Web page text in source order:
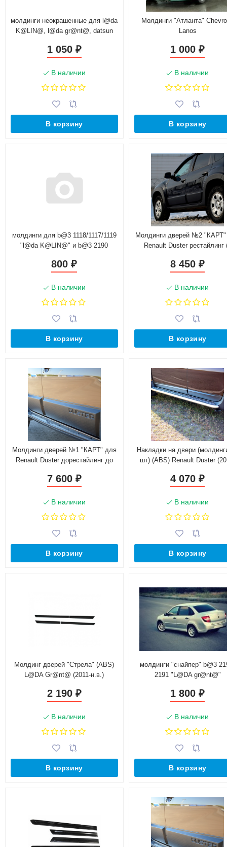
молдинги неокрашенные для l@da
K@LIN@, l@da gr@nt@, datsun
1 050 ₽
В наличии
В корзину
Молдинги "Атланта"
Lanos
1 000₽
В наличии
В корзину
молдинги для b@3 1118/1117/1119
"l@da K@LIN@" и b@3 2190
800₽
В наличии
В корзину
Молдинги дверей №2
Renault Duster рестайлинг
8 450₽
В наличии
В корзину
Молдинги дверей №1 "КАРТ" для
Renault Duster дорестайлинг до
7 600 ₽
В наличии
В корзину
Накладки на двери
шт) (ABS) Renault Duster
4 070₽
В наличии
В корзину
Молдинг дверей "Стрела" (ABS)
L@DA Gr@nt@ (2011-н.в.)
2 190 ₽
В наличии
В корзину
молдинги "снайпер" b@3
2191 "L@DA gr@nt@"
1 800₽
В наличии
В корзину